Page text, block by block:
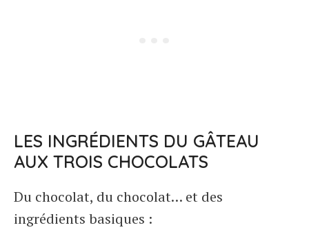
LES INGRÉDIENTS DU GÂTEAU
AUX TROIS CHOCOLATS
Du chocolat, du chocolat… et des
ingrédients basiques :